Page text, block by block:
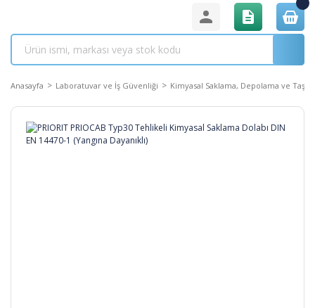
Anasayfa Laboratuvar ve İş Güvenliği Kimyasal Saklama, Depolama ve